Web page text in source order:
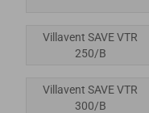
Villavent SAVE VTR
250/B
Villavent SAVE VTR
300/B